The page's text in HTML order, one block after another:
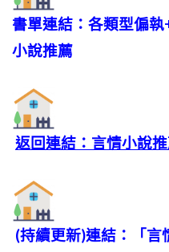
書單連結：各類型偏
小說推薦
返回連結：言情小說
(持續更新)連結：「